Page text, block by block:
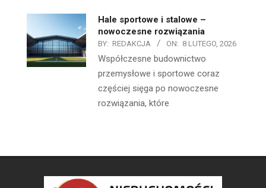
Hale sportowe i stalowe –
nowoczesne rozwiązania
BY: REDAKCJA ON: 8 LUTEGO, 2026
Współczesne budownictwo
przemysłowe i sportowe coraz
częściej sięga po nowoczesne
rozwiązania, które